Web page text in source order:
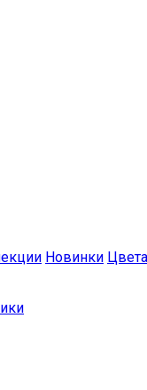
Новинки Цвета